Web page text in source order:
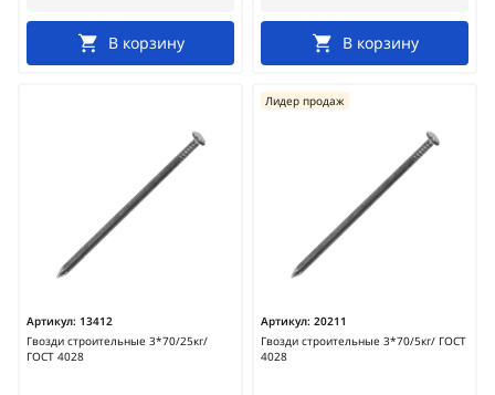
В корзину В корзину
Артикул: 13412
Гвозди строительные 3*70/25кг/
ГОСТ 4028
Артикул: 20211
Гвозди строительные 3*70/5кг/ ГОСТ
4028
Лидер продаж